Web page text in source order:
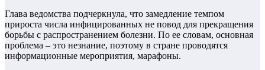
Глава ведомства подчеркнула, что замедление темпом
прироста числа инфицированных не повод для прекращения
борьбы с распространением болезни. По ее словам, основная
проблема – это незнание, поэтому в стране проводятся
информационные мероприятия, марафоны.